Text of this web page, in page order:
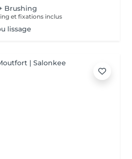
Brushing
et fixations inclus
lissage